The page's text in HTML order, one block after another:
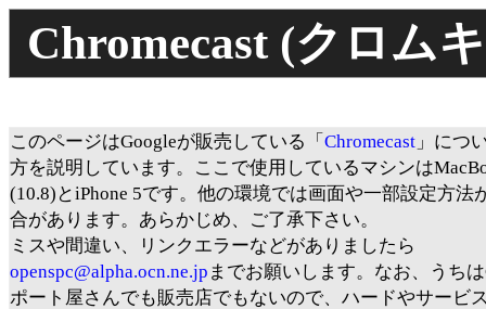
Chromecast (クロム
このページはGoogleが販売している「 Chromecast 」につ
方を説明しています。ここで使用しているマシンは
(10.8)とiPhone 5です。他の環境では画面や一部設定方法
合があります。あらかじめ、ご了承下さい。
ミスや間違い、リンクエラーなどがありましたら
openspc@alpha.ocn.ne.jp までお願いします。なお、うち
ポート屋さんでも販売店でもないので、ハードやサービ